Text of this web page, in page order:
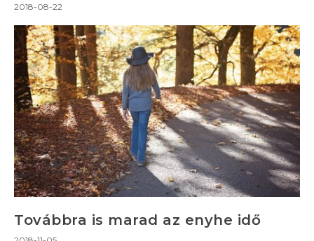
2018-08-22
Továbbra is marad az enyhe idő